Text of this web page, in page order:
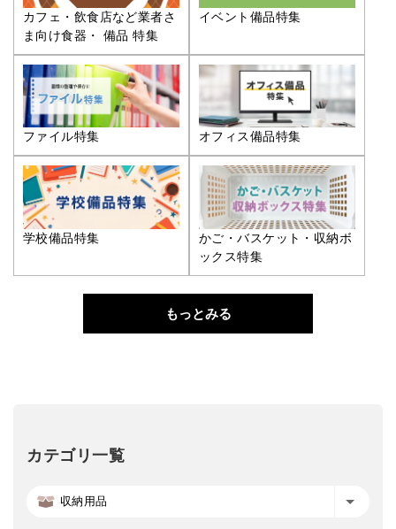
カフェ・飲食店など業者さ
ま向け食器・ 備品 特集
イベント備品特集
ファイル特集 オフィス備品特集
学校備品特集
かご・バスケット・収納ボ
ックス特集
もっとみる
カテゴリ一覧
収納用品